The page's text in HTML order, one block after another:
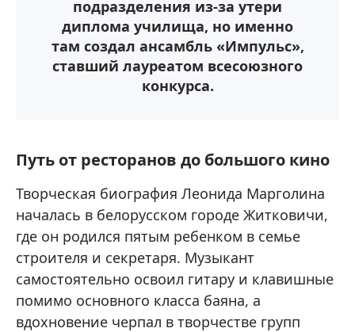
подразделения из-за утери
диплома училища, но именно
там создал ансамбль «Импульс»,
ставший лауреатом всесоюзного
конкурса.
Путь от ресторанов до большого кино
Творческая биография Леонида Марголина
началась в белорусском городе Житковичи,
где он родился пятым ребенком в семье
строителя и секретаря. Музыкант
самостоятельно освоил гитару и клавишные
помимо основного класса баяна, а
вдохновение черпал в творчестве групп